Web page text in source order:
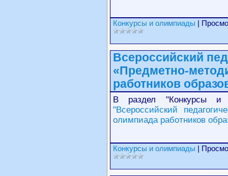
Конкурсы и олимпиады |
Всероссийский
«Предметно-
работников
В раздел "Конкурсы и
"Всероссийский
олимпиада работников
Конкурсы и олимпиады |